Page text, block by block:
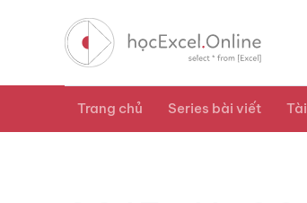
Trang chủ Series bài viết